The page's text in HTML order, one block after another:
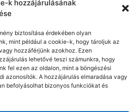
k hozzájárulásának
biztosítása érdekében olyan
mint például a cookie-k, hogy tároljuk az
hozzáférjünk azokhoz. Ezen
lehetővé teszi számunkra, hogy
fel ezen az oldalon, mint a böngészési
azonosítók. A hozzájárulás elmaradása vagy
befolyásolhat bizonyos funkciókat és
8
13 15
20 21 22 23
27 28 29 30